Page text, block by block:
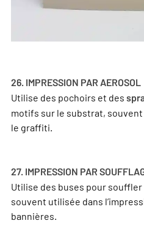
26. IMPRESSION PAR AEROSOL
Utilise des pochoirs et des
motifs sur le substrat, souvent
le graffiti.
27. IMPRESSION PAR
Utilise des buses pour souffler
souvent utilisée dans
bannières.